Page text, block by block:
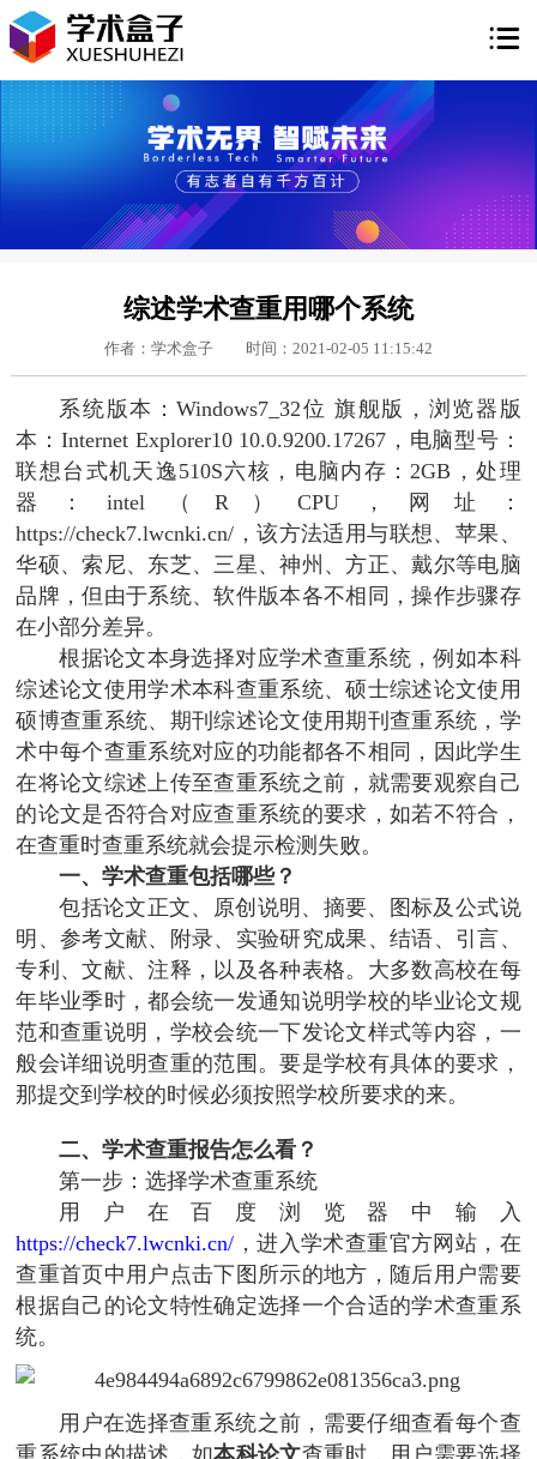

综述学术查重用哪个系统
作者：学术盒子 时间：2021-02-05 11:15:42
系统版本：Windows7_32位 旗舰版，浏览器版
本：Internet Explorer10 10.0.9200.17267，电脑型号：
联想台式机天逸510S六核，电脑内存：2GB，处理
器：intel（R）CPU，网址：
https://check7.lwcnki.cn/，该方法适用与联想、苹果、
华硕、索尼、东芝、三星、神州、方正、戴尔等电脑
品牌，但由于系统、软件版本各不相同，操作步骤存
在小部分差异。
根据论文本身选择对应学术查重系统，例如本科
综述论文使用学术本科查重系统、硕士综述论文使用
硕博查重系统、期刊综述论文使用期刊查重系统，学
术中每个查重系统对应的功能都各不相同，因此学生
在将论文综述上传至查重系统之前，就需要观察自己
的论文是否符合对应查重系统的要求，如若不符合，
在查重时查重系统就会提示检测失败。
一、学术查重包括哪些？
包括论文正文、原创说明、摘要、图标及公式说
明、参考文献、附录、实验研究成果、结语、引言、
专利、文献、注释，以及各种表格。大多数高校在每
年毕业季时，都会统一发通知说明学校的毕业论文规
范和查重说明，学校会统一下发论文样式等内容，一
般会详细说明查重的范围。要是学校有具体的要求，
那提交到学校的时候必须按照学校所要求的来。
二、学术查重报告怎么看？
第一步：选择学术查重系统
用户在百度浏览器中输入
https://check7.lwcnki.cn/ ，进入学术查重官方网站，在
查重首页中用户点击下图所示的地方，随后用户需要
根据自己的论文特性确定选择一个合适的学术查重系
统。
用户在选择查重系统之前，需要仔细查看每个查
重系统中的描述，如本科论文查重时，用户需要选择